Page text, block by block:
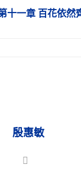
十一章 百花依然
殷惠敏